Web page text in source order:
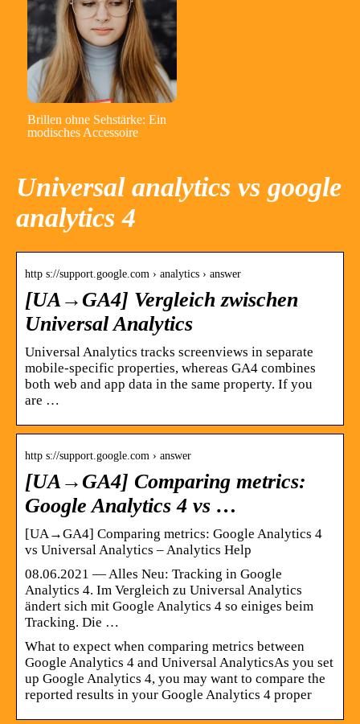
Brillen ohne Sehstärke: Ein
modisches Accessoire
Universal analytics vs google
analytics 4
http s://support.google.com › analytics › answer
[UA→GA4] Vergleich zwischen
Universal Analytics
Universal Analytics tracks screenviews in separate
mobile-specific properties, whereas GA4 combines
both web and app data in the same property. If you
are …
http s://support.google.com › answer
[UA→GA4] Comparing metrics:
Google Analytics 4 vs …
[UA→GA4] Comparing metrics: Google Analytics 4
vs Universal Analytics – Analytics Help
08.06.2021 — Alles Neu: Tracking in Google
Analytics 4. Im Vergleich zu Universal Analytics
ändert sich mit Google Analytics 4 so einiges beim
Tracking. Die …
What to expect when comparing metrics between
Google Analytics 4 and Universal AnalyticsAs you set
up Google Analytics 4, you may want to compare the
reported results in your Google Analytics 4 proper